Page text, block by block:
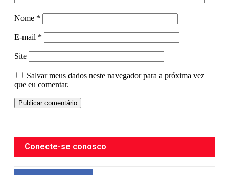
Nome *
E-mail *
Site
Salvar meus dados neste navegador para a próxima vez
que eu comentar.
Conecte-se conosco